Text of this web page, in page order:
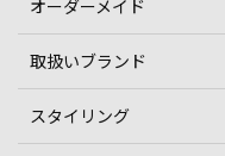
オーダーメイド
取扱いブランド
スタイリング